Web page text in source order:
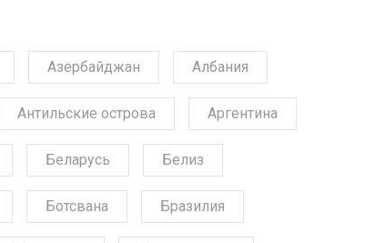
Азербайджан Албания
Антильские острова Аргентина
Беларусь Белиз
Ботсвана Бразилия